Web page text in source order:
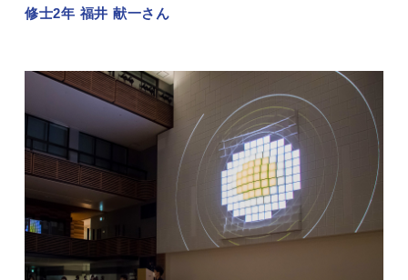
修士2年 福井 献一さん